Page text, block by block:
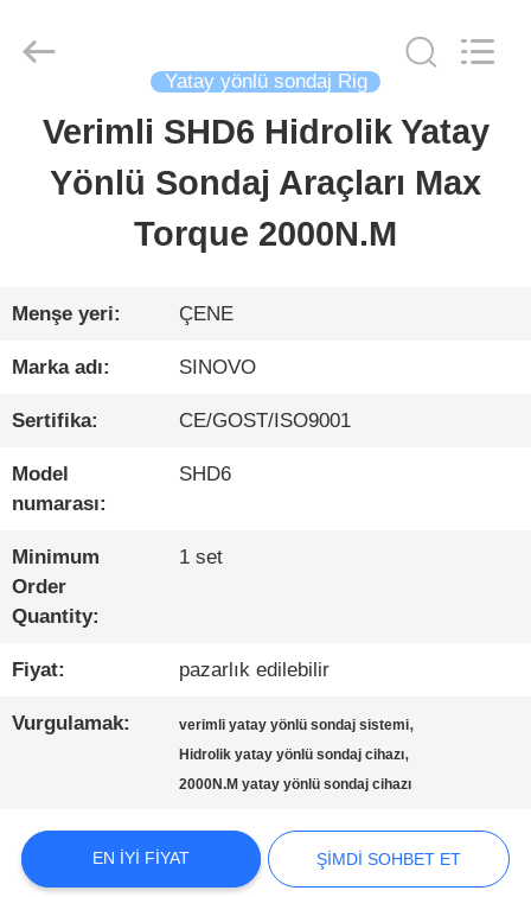
EV
ÜRÜN:%
VR
GÖSTERISI
HAKKIMIZDA
FABRIKA
TURU
KALITE
BIZIMLE
Sinovo
Co.Ltd..
Reserved.
Yatay yönlü sondaj Rig
Verimli SHD6 Hidrolik Yatay
Yönlü Sondaj Araçları Max
Torque 2000N.M
Menşe yeri: ÇENE
Marka adı: SINOVO
Sertifika: CE/GOST/ISO9001
Model
numarası:
SHD6
Minimum
Order
Quantity:
1 set
Fiyat: pazarlık edilebilir
Vurgulamak: verimli yatay yönlü sondaj sistemi,
Hidrolik yatay yönlü sondaj cihazı,
2000N.M yatay yönlü sondaj cihazı
EN IYI FIYAT ŞIMDI SOHBET ET